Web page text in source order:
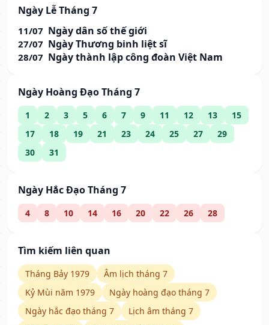
Ngày Lễ Tháng 7
11/07 Ngày dân số thế giới
27/07 Ngày Thương binh liệt sĩ
28/07 Ngày thành lập công đoàn Việt Nam
Ngày Hoàng Đạo Tháng 7
1 2 3 5 6 7 9 11 12 13
15
17
18 19 21 23 24 25 27
29
30
31
Ngày Hắc Đạo Tháng 7
4 8 10 14 16 20 22 26 28
Tìm kiếm liên quan
Tháng Bảy 1979
Âm lịch tháng 7
Kỷ Mùi năm 1979
Ngày hoàng đạo tháng 7
Ngày hắc đạo tháng 7
Lịch âm tháng 7